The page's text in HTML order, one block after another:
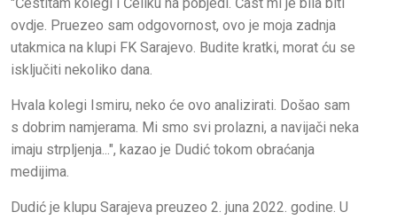
"Čestitam kolegi i Čeliku na pobjedi. Čast mi je bila biti
ovdje. Pruezeo sam odgovornost, ovo je moja zadnja
utakmica na klupi FK Sarajevo. Budite kratki, morat ću se
isključiti nekoliko dana.
Hvala kolegi Ismiru, neko će ovo analizirati. Došao sam
s dobrim namjerama. Mi smo svi prolazni, a navijači neka
imaju strpljenja...", kazao je Dudić tokom obraćanja
medijima.
Dudić je klupu Sarajeva preuzeo 2. juna 2022. godine. U